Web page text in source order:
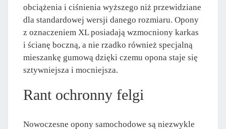
obciążenia i ciśnienia wyższego niż przewidziane
dla standardowej wersji danego rozmiaru. Opony
z oznaczeniem XL posiadają wzmocniony karkas
i ścianę boczną, a nie rzadko również specjalną
mieszankę gumową dzięki czemu opona staje się
sztywniejsza i mocniejsza.
Rant ochronny felgi
Nowoczesne opony samochodowe są niezwykle